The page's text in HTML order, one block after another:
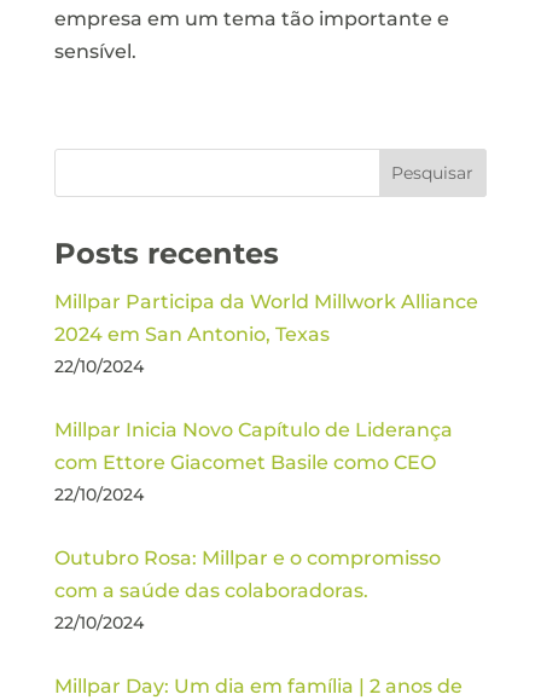
empresa em um tema tão importante e
sensível.
Posts recentes
Millpar Participa da World Millwork Alliance
2024 em San Antonio, Texas
22/10/2024
Millpar Inicia Novo Capítulo de Liderança
com Ettore Giacomet Basile como CEO
22/10/2024
Outubro Rosa: Millpar e o compromisso
com a saúde das colaboradoras.
22/10/2024
Millpar Day: Um dia em família | 2 anos de